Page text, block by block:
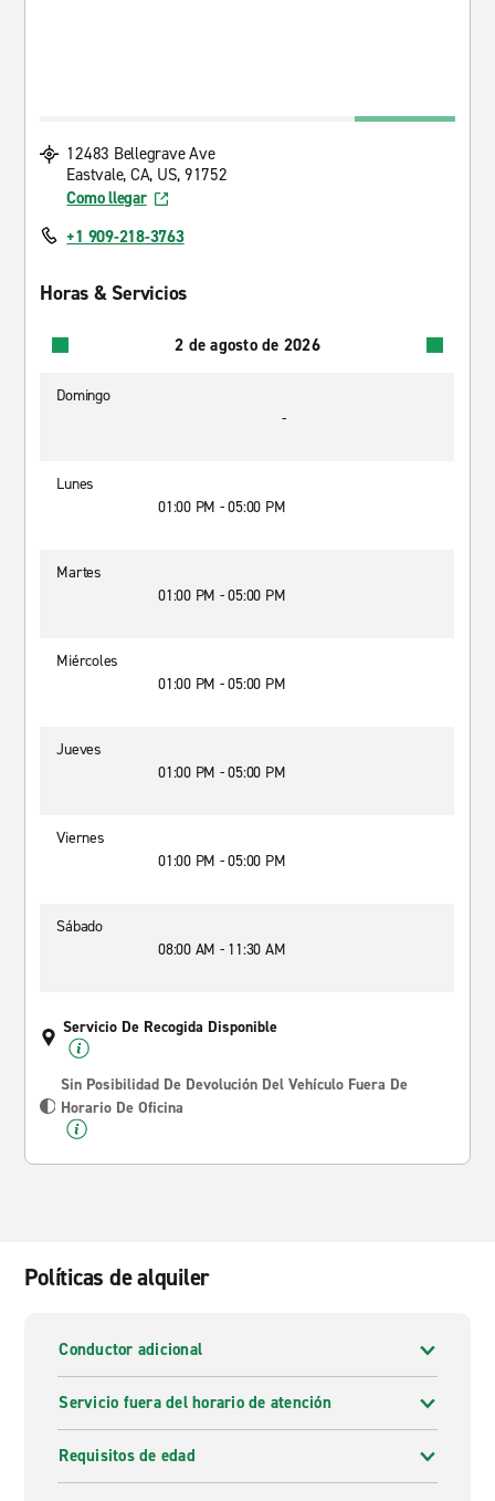
12483 Bellegrave Ave
Eastvale, CA, US, 91752
Como llegar
+1 909-218-3763
Horas & Servicios
2 de agosto de 2026
Domingo
-
Lunes
01:00 PM - 05:00 PM
Martes
01:00 PM - 05:00 PM
Miércoles
01:00 PM - 05:00 PM
Jueves
01:00 PM - 05:00 PM
Viernes
01:00 PM - 05:00 PM
Sábado
08:00 AM - 11:30 AM
Servicio De Recogida Disponible
Sin Posibilidad De Devolución Del Vehículo Fuera De
Horario De Oficina
Políticas de alquiler
Conductor adicional
Servicio fuera del horario de atención
Requisitos de edad